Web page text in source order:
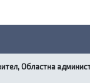
Областна